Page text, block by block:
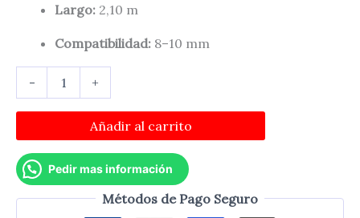
Largo: 2,10 m
Compatibilidad: 8–10 mm
-
2,10
m
transparente
cantidad
+
Añadir al carrito
Pedir mas información
Métodos de Pago Seguro